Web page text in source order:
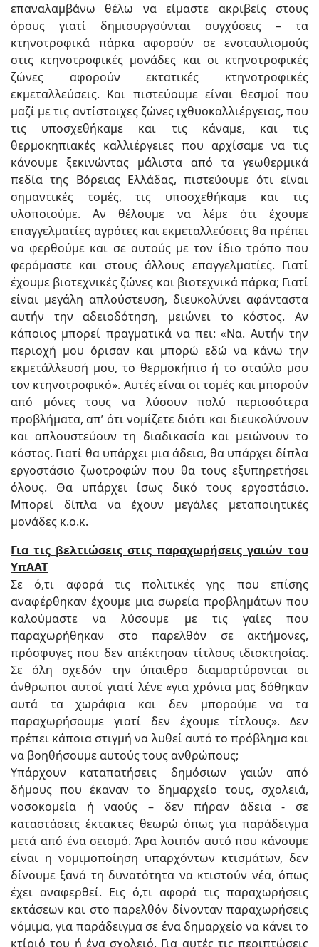
επαναλαμβάνω θέλω να είμαστε ακριβείς στους
όρους γιατί δημιουργούνται συγχύσεις – τα
κτηνοτροφικά πάρκα αφορούν σε ενσταυλισμούς
στις κτηνοτροφικές μονάδες και οι κτηνοτροφικές
ζώνες αφορούν εκτατικές κτηνοτροφικές
εκμεταλλεύσεις. Και πιστεύουμε είναι θεσμοί που
μαζί με τις αντίστοιχες ζώνες ιχθυοκαλλιέργειας, που
τις υποσχεθήκαμε και τις κάναμε, και τις
θερμοκηπιακές καλλιέργειες που αρχίσαμε να τις
κάνουμε ξεκινώντας μάλιστα από τα γεωθερμικά
πεδία της Βόρειας Ελλάδας, πιστεύουμε ότι είναι
σημαντικές τομές, τις υποσχεθήκαμε και τις
υλοποιούμε. Αν θέλουμε να λέμε ότι έχουμε
επαγγελματίες αγρότες και εκμεταλλεύσεις θα πρέπει
να φερθούμε και σε αυτούς με τον ίδιο τρόπο που
φερόμαστε και στους άλλους επαγγελματίες. Γιατί
έχουμε βιοτεχνικές ζώνες και βιοτεχνικά πάρκα; Γιατί
είναι μεγάλη απλούστευση, διευκολύνει αφάνταστα
αυτήν την αδειοδότηση, μειώνει το κόστος. Αν
κάποιος μπορεί πραγματικά να πει: «Να. Αυτήν την
περιοχή μου όρισαν και μπορώ εδώ να κάνω την
εκμετάλλευσή μου, το θερμοκήπιο ή το σταύλο μου
τον κτηνοτροφικό». Αυτές είναι οι τομές και μπορούν
από μόνες τους να λύσουν πολύ περισσότερα
προβλήματα, απ’ ότι νομίζετε διότι και διευκολύνουν
και απλουστεύουν τη διαδικασία και μειώνουν το
κόστος. Γιατί θα υπάρχει μια άδεια, θα υπάρχει δίπλα
εργοστάσιο ζωοτροφών που θα τους εξυπηρετήσει
όλους. Θα υπάρχει ίσως δικό τους εργοστάσιο.
Μπορεί δίπλα να έχουν μεγάλες μεταποιητικές
μονάδες κ.ο.κ.
Για τις βελτιώσεις στις παραχωρήσεις γαιών του
ΥπΑΑΤ
Σε ό,τι αφορά τις πολιτικές γης που επίσης
αναφέρθηκαν έχουμε μια σωρεία προβλημάτων που
καλούμαστε να λύσουμε με τις γαίες που
παραχωρήθηκαν στο παρελθόν σε ακτήμονες,
πρόσφυγες που δεν απέκτησαν τίτλους ιδιοκτησίας.
Σε όλη σχεδόν την ύπαιθρο διαμαρτύρονται οι
άνθρωποι αυτοί γιατί λένε «για χρόνια μας δόθηκαν
αυτά τα χωράφια και δεν μπορούμε να τα
παραχωρήσουμε γιατί δεν έχουμε τίτλους». Δεν
πρέπει κάποια στιγμή να λυθεί αυτό το πρόβλημα και
να βοηθήσουμε αυτούς τους ανθρώπους;
Υπάρχουν καταπατήσεις δημόσιων γαιών από
δήμους που έκαναν το δημαρχείο τους, σχολειά,
νοσοκομεία ή ναούς – δεν πήραν άδεια - σε
καταστάσεις έκτακτες θεωρώ όπως για παράδειγμα
μετά από ένα σεισμό. Άρα λοιπόν αυτό που κάνουμε
είναι η νομιμοποίηση υπαρχόντων κτισμάτων, δεν
δίνουμε ξανά τη δυνατότητα να κτιστούν νέα, όπως
έχει αναφερθεί. Εις ό,τι αφορά τις παραχωρήσεις
εκτάσεων και στο παρελθόν δίνονταν παραχωρήσεις
νόμιμα, για παράδειγμα σε ένα δημαρχείο να κάνει το
κτίριό του ή ένα σχολειό. Για αυτές τις περιπτώσεις